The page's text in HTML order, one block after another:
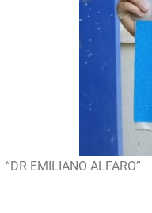
“DR EMILIANO ALFARO”